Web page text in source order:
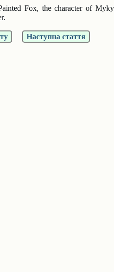
Fox, the character of
Наступна стаття